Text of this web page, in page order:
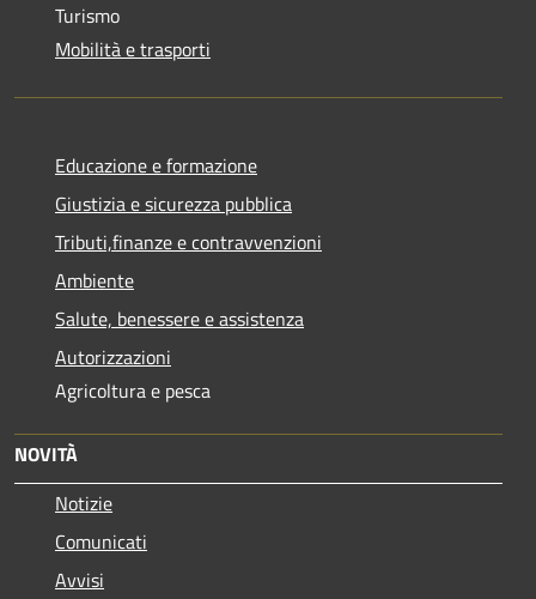
Turismo
Mobilità e trasporti
Educazione e formazione
Giustizia e sicurezza pubblica
Tributi,finanze e contravvenzioni
Ambiente
Salute, benessere e assistenza
Autorizzazioni
Agricoltura e pesca
NOVITÀ
Notizie
Comunicati
Avvisi